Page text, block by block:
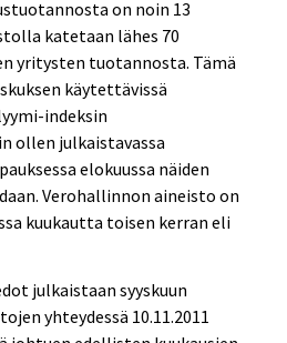
on noin 13
katetaan lähes 70
yritysten tuotannosta. Tämä
käytettävissä
indeksin
ollen julkaistavassa
elokuussa näiden
Verohallinnon aineisto on
kuukautta toisen kerran eli
julkaistaan syyskuun
yhteydessä 10.11.2011